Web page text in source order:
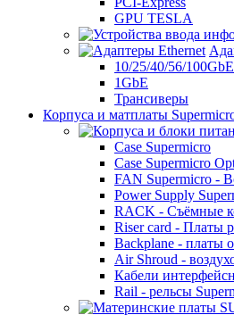
GPU TESLA
10/25/40/56/100GbE
1GbE
Трансиверы
Корпуса и матплаты
Case Supermicro
Case Supermicro
FAN Supermicro -
Power Supply
RACK - Съёмные
Riser card - Платы
Backplane - платы
Air Shroud -
Кабели
Rail - рельсы